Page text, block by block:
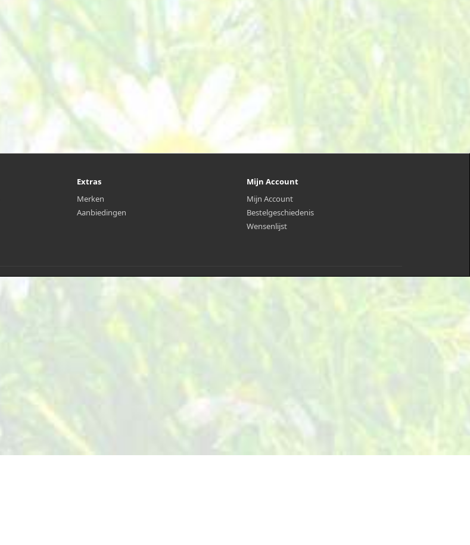
Extras
Merken
Aanbiedingen
Mijn Account
Mijn Account
Bestelgeschiedenis
Wensenlijst